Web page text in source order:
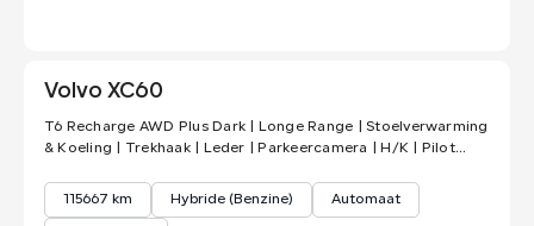
Volvo XC60
T6 Recharge AWD Plus Dark | Longe Range | Stoelverwarming
& Koeling | Trekhaak | Leder | Parkeercamera | H/K | Pilot
115667 km Hybride (Benzine) Automaat